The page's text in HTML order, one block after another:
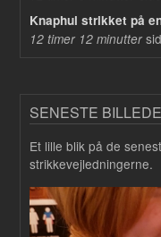
Knaphul strikket på
12 timer 12 minutter
SENESTE
Et lille blik på de
strikkevejledningerne.